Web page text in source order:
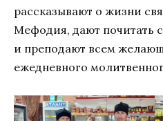
рассказывают о жизни
Мефодия, дают почитать
и преподают всем
ежедневного